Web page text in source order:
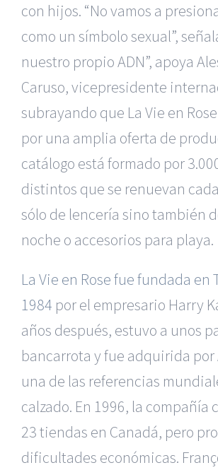
con hijos. “No vamos a
como un símbolo sexual”,
nuestro propio ADN”, apoya
Caruso, vicepresidente
subrayando que La Vie en
por una amplia oferta de
catálogo está formado por
distintos que se renuevan
sólo de lencería sino también
noche o accesorios para playa.
La Vie en Rose fue fundada en
1984 por el empresario Harry
años después, estuvo a unos
bancarrota y fue adquirida por
una de las referencias
calzado. En 1996, la compañía
23 tiendas en Canadá, pero
dificultades económicas.